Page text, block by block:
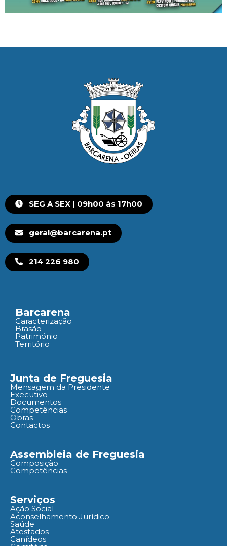
SEG A SEX | 09h00 às 17h00
geral@barcarena.pt
214 226 980
Barcarena
Caracterização
Brasão
Património
Território
Junta de Freguesia
Mensagem da Presidente
Executivo
Documentos
Competências
Obras
Contactos
Assembleia de Freguesia
Composição
Competências
Serviços
Ação Social
Aconselhamento Jurídico
Saúde
Atestados
Canídeos